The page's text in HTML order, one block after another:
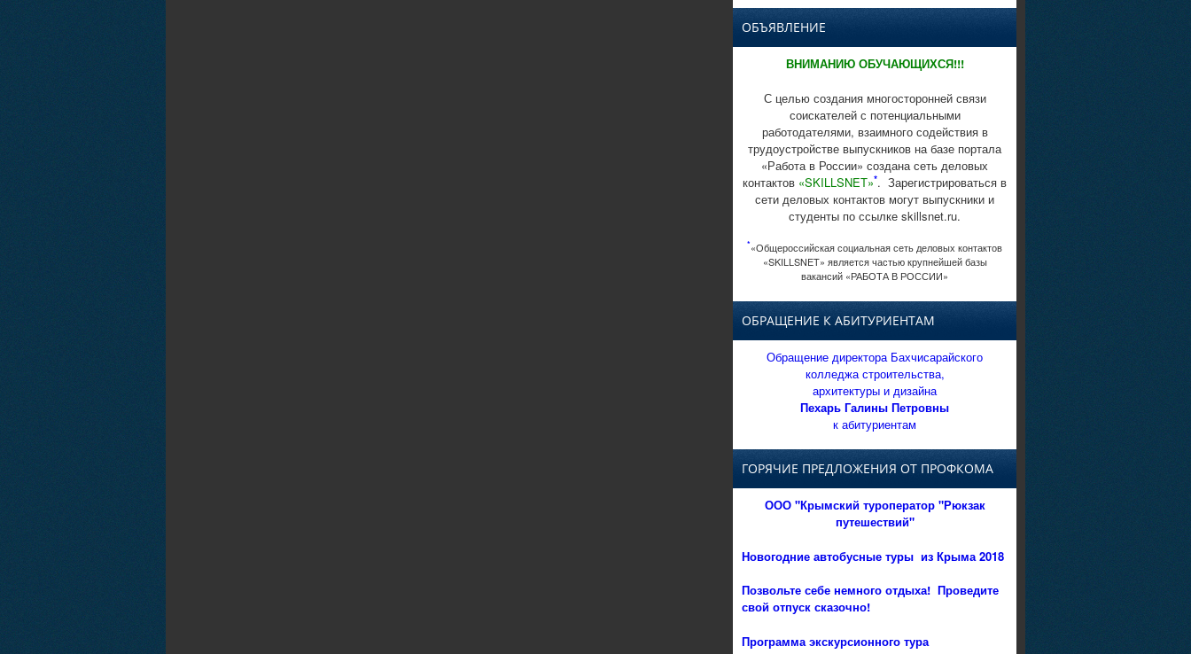
ОБЪЯВЛЕНИЕ
ВНИМАНИЮ ОБУЧАЮЩИХСЯ!!!
С целью создания многосторонней связи
соискателей с потенциальными
работодателями, взаимного содействия в
трудоустройстве выпускников на базе портала
«Работа в России» создана сеть деловых
контактов «SKILLSNET»*. Зарегистрироваться в
сети деловых контактов могут выпускники и
студенты по ссылке skillsnet.ru.
*«Общероссийская социальная сеть деловых контактов
«SKILLSNET» является частью крупнейшей базы
вакансий «РАБОТА В РОССИИ»
ОБРАЩЕНИЕ К АБИТУРИЕНТАМ
Обращение директора Бахчисарайского
колледжа строительства,
архитектуры и дизайна
Пехарь Галины Петровны
к абитуриентам
ГОРЯЧИЕ ПРЕДЛОЖЕНИЯ ОТ ПРОФКОМА
ООО "Крымский туроператор "Рюкзак
путешествий"
Новогодние автобусные туры из Крыма 2018
Позвольте себе немного отдыха! Проведите
свой отпуск сказочно!
Программа экскурсионного тура